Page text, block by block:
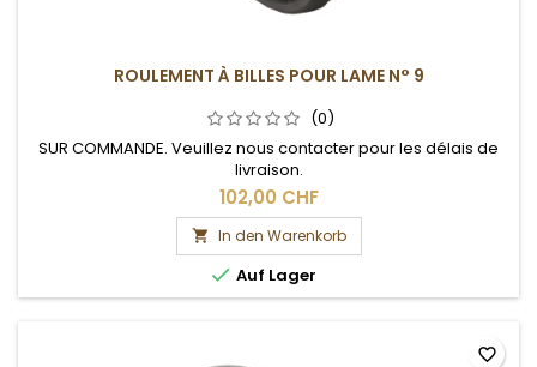
ROULEMENT À BILLES POUR LAME N° 9
(0)
SUR COMMANDE. Veuillez nous contacter pour les délais de
livraison.
102,00 CHF
 In den Warenkorb
 Auf Lager
favorite_border